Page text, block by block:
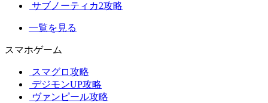
サブノーティカ2攻略
一覧を見る
スマホゲーム
スマグロ攻略
デジモンUP攻略
ヴァンピール攻略